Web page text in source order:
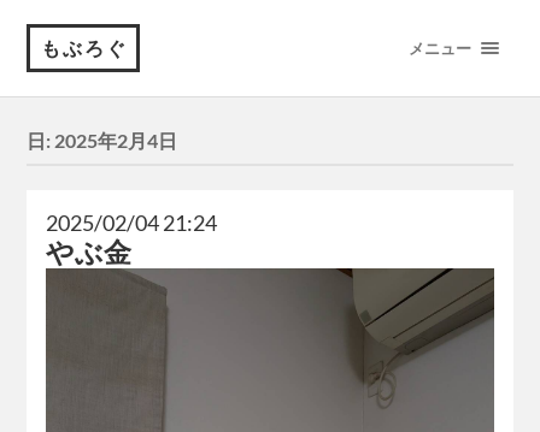
もぶろぐ メニュー
日: 2025年2月4日
2025/02/04 21:24
やぶ金